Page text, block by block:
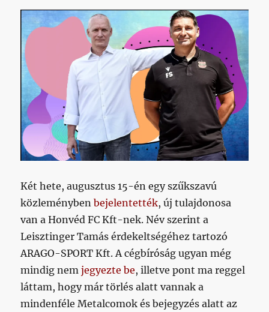
Két hete, augusztus 15-én egy szűkszavú
közleménybenbejelentették, új tulajdonosa
van a Honvéd FC Kft-nek. Név szerint a
Leisztinger Tamás érdekeltségéhez tartozó
ARAGO-SPORT Kft. A cégbíróság ugyan még
mindig nemjegyezte be, illetve pont ma reggel
láttam, hogy már törlés alatt vannak a
mindenféle Metalcomok és bejegyzés alatt az